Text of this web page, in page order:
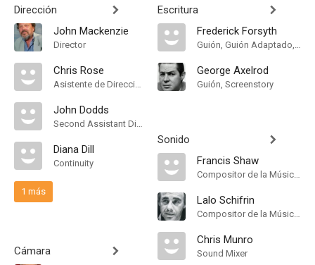
Dirección
John Mackenzie
Director
Chris Rose
Asistente de Dirección
John Dodds
Second Assistant Director
Diana Dill
Continuity
1 más
Cámara
Escritura
Frederick Forsyth
Guión, Guión Adaptado, Novela
George Axelrod
Guión, Screenstory
Sonido
Francis Shaw
Compositor de la Música Original
Lalo Schifrin
Compositor de la Música Original, Conductor
Chris Munro
Sound Mixer